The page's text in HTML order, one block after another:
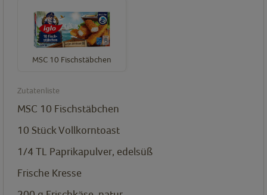
MSC 10 Fischstäbchen
Zutatenliste
MSC 10 Fischstäbchen
10 Stück Vollkorntoast
1/4 TL Paprikapulver, edelsüß
Frische Kresse